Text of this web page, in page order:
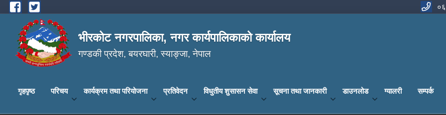
Skip to main content
भीरकोट नगरपालिका, नगर कार्यपालिकाको कार्यालय
गण्डकी प्रदेश, बयरघारी, स्याङ्जा, नेपाल
गृहपृष्ठ परिचय कार्यक्रम तथा परियोजना प्रतिवेदन विधुतीय शुसासन सेवा सूचना तथा जानकारी डाउनलोड ग्यालरी सम्पर्क